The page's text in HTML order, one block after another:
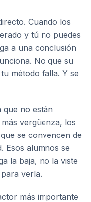
Cuando los
y tú no puedes
a una conclusión
No que su
método falla. Y se
que no están
vergüenza, los
se convencen de
Esos alumnos se
la baja, no la viste
verla.
más importante